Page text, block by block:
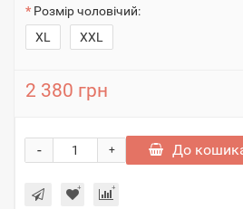
Розмiр чоловiчий:
XL
XXL
2 380 грн
+
- До